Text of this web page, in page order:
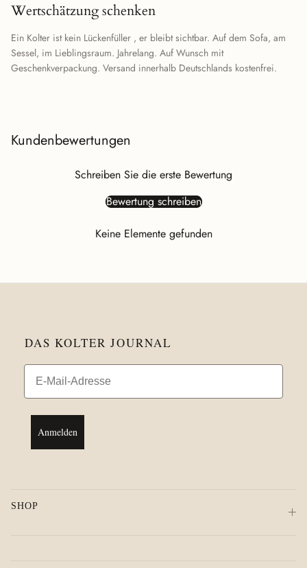
Wertschätzung schenken
Ein Kolter ist kein Lückenfüller , er bleibt sichtbar. Auf dem Sofa, am
Sessel, im Lieblingsraum. Jahrelang. Auf Wunsch mit
Geschenkverpackung. Versand innerhalb Deutschlands kostenfrei.
Kundenbewertungen
Schreiben Sie die erste Bewertung
Bewertung schreiben
Keine Elemente gefunden
DAS KOLTER JOURNAL
Email
Anmelden
SHOP